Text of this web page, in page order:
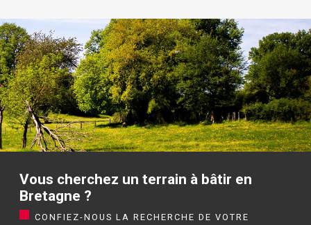
Vous cherchez un terrain à bâtir en
Bretagne ?
CONFIEZ-NOUS LA RECHERCHE DE VOTRE